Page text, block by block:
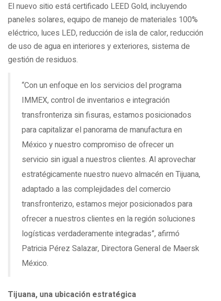
El nuevo sitio está certificado LEED Gold, incluyendo
paneles solares, equipo de manejo de materiales 100%
eléctrico, luces LED, reducción de isla de calor, reducción
de uso de agua en interiores y exteriores, sistema de
gestión de residuos.
“Con un enfoque en los servicios del programa
IMMEX, control de inventarios e integración
transfronteriza sin fisuras, estamos posicionados
para capitalizar el panorama de manufactura en
México y nuestro compromiso de ofrecer un
servicio sin igual a nuestros clientes. Al aprovechar
estratégicamente nuestro nuevo almacén en Tijuana,
adaptado a las complejidades del comercio
transfronterizo, estamos mejor posicionados para
ofrecer a nuestros clientes en la región soluciones
logísticas verdaderamente integradas”, afirmó
Patricia Pérez Salazar, Directora General de Maersk
México.
Tijuana, una ubicación estratégica